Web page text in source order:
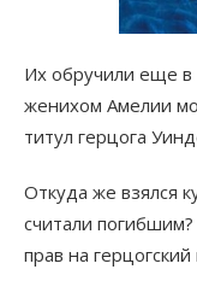
Их обручили еще в
женихом Амелии
титул герцога
Откуда же взялся
считали
прав на